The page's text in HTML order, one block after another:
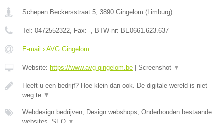
Schepen Beckersstraat 5 3890 Gingelom (Limburg)
Tel: 0472552322 , Fax: - , BTW-nr: BE0661.623.637
E-mail › AVG Gingelom
Website: https://www.avg-gingelom.be | Screenshot ▼
Heeft u een bedrijf? Hoe klein dan ook. De digitale wereld is niet
weg te ▼
Webdesign bedrijven, Design webshops, Onderhouden bestaande
websites, SEO ▼